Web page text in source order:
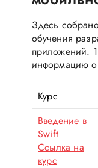
Здесь
обучения
приложений.
информацию о
Курс
Введение в
Swift
Ссылка на
курс